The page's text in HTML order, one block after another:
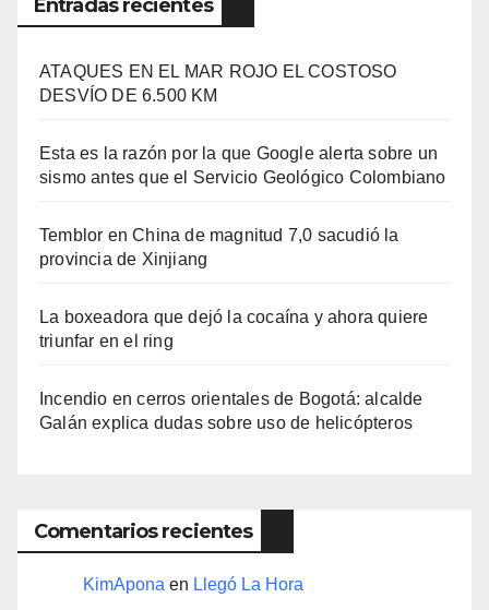
Entradas recientes
ATAQUES EN EL MAR ROJO EL COSTOSO
DESVÍO DE 6.500 KM
Esta es la razón por la que Google alerta sobre un
sismo antes que el Servicio Geológico Colombiano
Temblor en China de magnitud 7,0 sacudió la
provincia de Xinjiang
La boxeadora que dejó la cocaína y ahora quiere
triunfar en el ring​
Incendio en cerros orientales de Bogotá: alcalde
Galán explica dudas sobre uso de helicópteros
Comentarios recientes
KimApona en Llegó La Hora